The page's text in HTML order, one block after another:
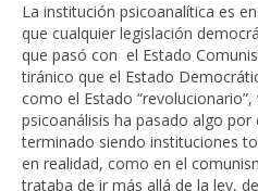
La institución psicoanalítica es
que cualquier legislación
que pasó con el Estado
tiránico que el Estado
como el Estado
psicoanálisis ha pasado algo
terminado siendo instituciones
en realidad, como en el
trataba de ir más allá de la ley,